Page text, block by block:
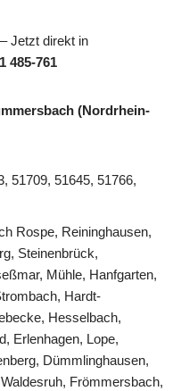
Jetzt direkt in
485-761
(Nordrhein-
51709, 51645, 51766,
Rospe, Reininghausen,
Steinenbrück,
Mühle, Hanfgarten,
Hardt-
Hesselbach,
Erlenhagen, Lope,
Dümmlinghausen,
Frömmersbach,